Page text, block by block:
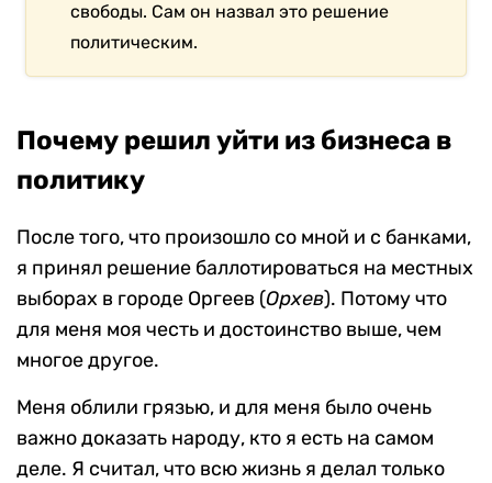
свободы. Сам он назвал это решение
политическим.
Почему решил уйти из бизнеса в
политику
После того, что произошло со мной и с банками,
я принял решение баллотироваться на местных
выборах в городе Оргеев (Орхев). Потому что
для меня моя честь и достоинство выше, чем
многое другое.
Меня облили грязью, и для меня было очень
важно доказать народу, кто я есть на самом
деле. Я считал, что всю жизнь я делал только